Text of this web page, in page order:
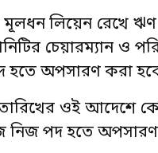
লিয়েন রেখে ঋণ
চেয়ারম্যান ও
অপসারণ করা হবে
ওই আদেশে
নিজ পদ হতে